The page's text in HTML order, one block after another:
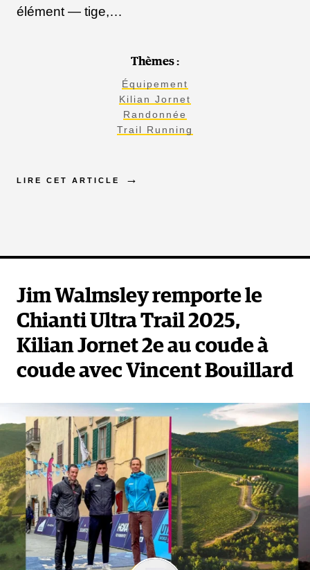
élément — tige,…
Thèmes :
Équipement
Kilian Jornet
Randonnée
Trail Running
LIRE CET ARTICLE
Jim Walmsley remporte le
Chianti Ultra Trail 2025,
Kilian Jornet 2e au coude à
coude avec Vincent Bouillard